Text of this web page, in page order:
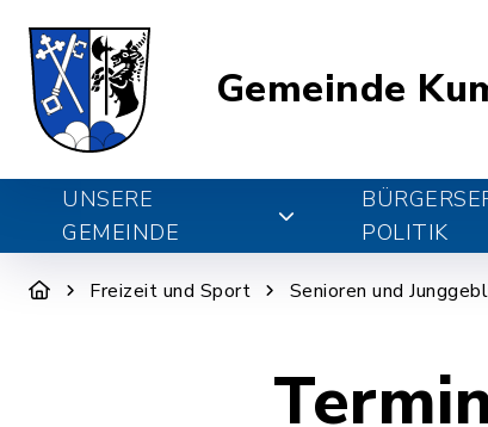
Gemeinde
UNSERE
GEMEINDE
POLITIK
Freizeit und Sport Senioren und